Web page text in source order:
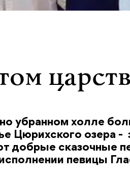
убранном холле
Цюрихского озера -
добрые сказочные
певицы